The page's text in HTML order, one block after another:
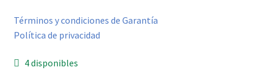
Términos y condiciones de Garantía
Política de privacidad
4 disponibles